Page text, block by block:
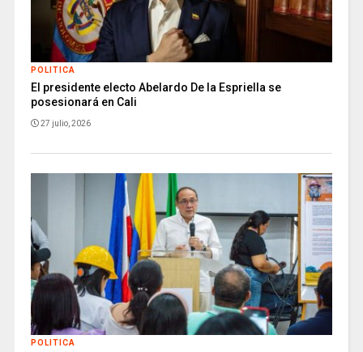
POLITICA
El presidente electo Abelardo De la Espriella se
posesionará en Cali
27 julio, 2026
POLITICA